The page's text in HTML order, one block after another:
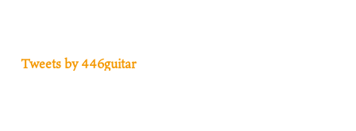
Tweets by 446guitar